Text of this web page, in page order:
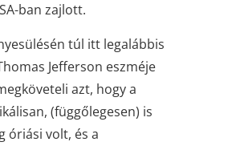
ban zajlott.
túl itt legalábbis
Jefferson eszméje
azt, hogy a
(függőlegesen) is
óriási volt, és a